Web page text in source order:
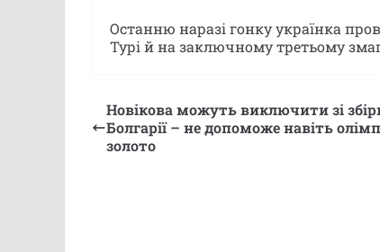
Останню наразі гонку українка
Турі й на заключному третьому
Новікова можуть виключити зі
Болгарії – не допоможе навіть
золото